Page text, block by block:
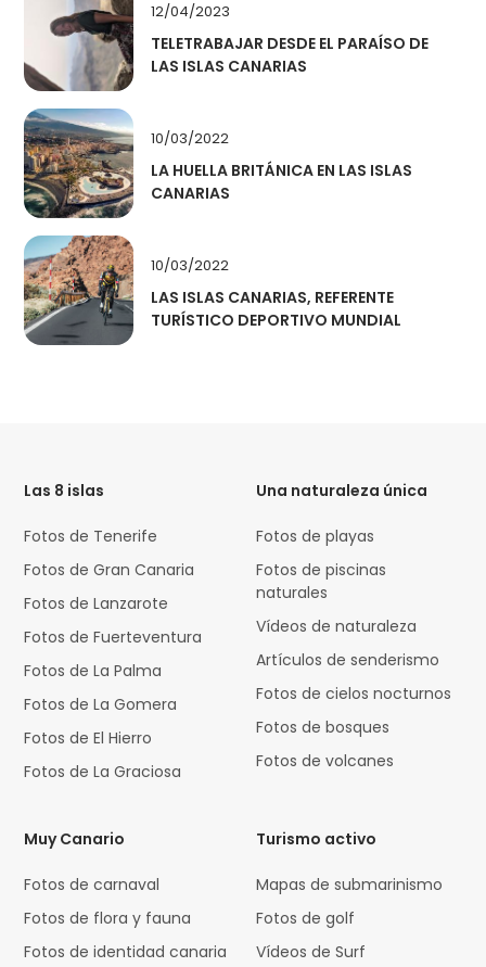
12/04/2023
TELETRABAJAR DESDE EL PARAÍSO DE
LAS ISLAS CANARIAS
10/03/2022
LA HUELLA BRITÁNICA EN LAS ISLAS
CANARIAS
10/03/2022
LAS ISLAS CANARIAS, REFERENTE
TURÍSTICO DEPORTIVO MUNDIAL
Las 8 islas
Fotos de Tenerife
Fotos de Gran Canaria
Fotos de Lanzarote
Fotos de Fuerteventura
Fotos de La Palma
Fotos de La Gomera
Fotos de El Hierro
Fotos de La Graciosa
Una naturaleza única
Fotos de playas
Fotos de piscinas
naturales
Vídeos de naturaleza
Artículos de senderismo
Fotos de cielos nocturnos
Fotos de bosques
Fotos de volcanes
Muy Canario
Fotos de carnaval
Fotos de flora y fauna
Fotos de identidad canaria
Turismo activo
Mapas de submarinismo
Fotos de golf
Vídeos de Surf